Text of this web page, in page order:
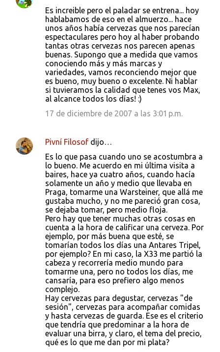
Es increible pero el paladar se entrena... hoy
hablabamos de eso en el almuerzo... hace
unos años había cervezas que nos parecían
espectaculares pero hoy al haber probando
tantas otras cervezas nos parecen apenas
buenas. Supongo que a medida que vamos
conociendo más y más marcas y
variedades, vamos reconciendo mejor que
es bueno, muy bueno o excelente. Ni hablar
si tuvieramos la calidad que tenes vos Max,
al alcance todos los días! :)
17 de diciembre de 2007 a las 3:01 p.m.
Pivní Filosof dijo…
Es lo que pasa cuando uno se acostumbra a
lo bueno. Me acuerdo en mi última visita a
baires, hace ya cuatro años, cuando hacía
solamente un año y medio que llevaba en
Praga, tomarme una Warsteiner, que allá me
gustaba mucho, y no me pareció gran cosa,
se dejaba tomar, pero medio floja.
Pero hay que tener muchas otras cosas en
cuenta a la hora de calificar una cerveza. Por
ejemplo, por más buena que esté, se
tomarían todos los días una Antares Tripel,
por ejemplo? En mi caso, la X33 me partió la
cabeza y recorrería medio mundo para
tomarme una, pero no todos los días, me
cansaría, para eso prefiero algo menos
complejo.
Hay cervezas para degustar, cervezas "de
sesión", cervezas para acompañar comidas
y hasta cervezas de guarda. Ese es el criterio
que tendría que predominar a la hora de
evaluar una birra, y claro, el tema del precio,
qué es lo que me dan por mi plata?